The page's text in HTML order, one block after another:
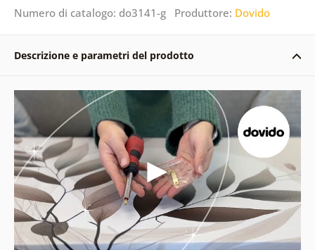
Numero di catalogo: do3141-g Produttore: Dovido
Descrizione e parametri del prodotto